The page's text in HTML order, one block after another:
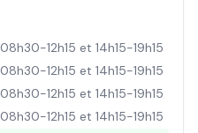
08h30-12h15 et 14h15-19h15
08h30-12h15 et 14h15-19h15
08h30-12h15 et 14h15-19h15
08h30-12h15 et 14h15-19h15